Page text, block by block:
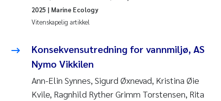
Vitenskapelig artikkel
2025 | Marine Ecology
Konsekvensutredning for vannmiljø, AS
Nymo Vikkilen
Ann-Elin Synnes, Sigurd Øxnevad, Kristina Øie
Kvile, Ragnhild Ryther Grimm Torstensen, Rita